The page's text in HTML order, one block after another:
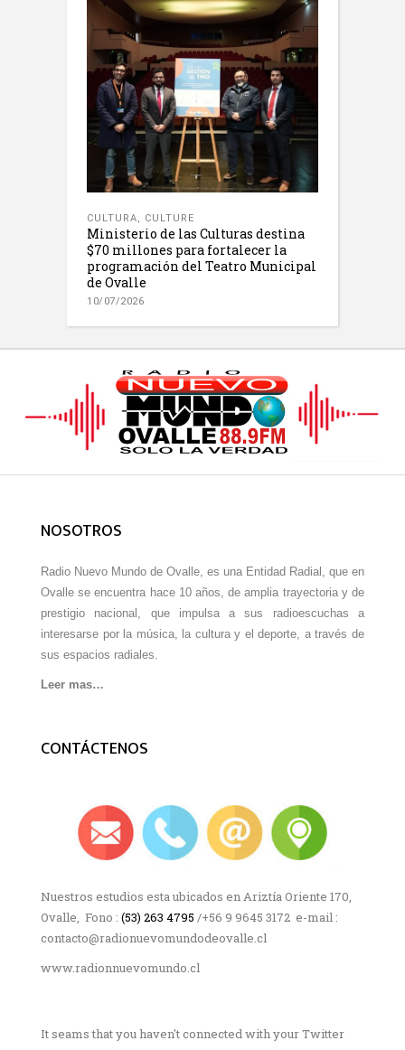
CULTURA, CULTURE
Ministerio de las Culturas destina
$70 millones para fortalecer la
programación del Teatro Municipal
de Ovalle
10/07/2026
NOSOTROS
Radio Nuevo Mundo de Ovalle, es una Entidad Radial, que en
Ovalle se encuentra hace 10 años, de amplia trayectoria y de
prestigio nacional, que impulsa a sus radioescuchas a
interesarse por la música, la cultura y el deporte, a través de
sus espacios radiales.
Leer mas…
CONTÁCTENOS
Nuestros estudios esta ubicados en Ariztía Oriente 170,
Ovalle, Fono : (53) 263 4795 /+56 9 9645 3172 e-mail :
contacto@radionuevomundodeovalle.cl
www.radionnuevomundo.cl
It seams that you haven't connected with your Twitter